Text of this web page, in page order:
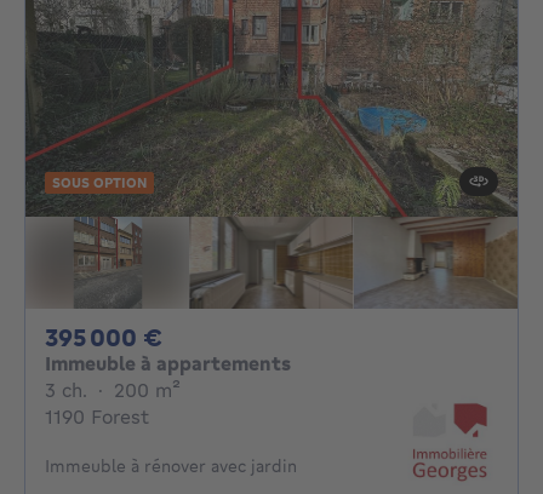
SOUS OPTION
395 000 €
Immeuble à appartements
3 ch. 3 chambres
· 200 m²
1190 Forest
Immeuble à rénover avec jardin